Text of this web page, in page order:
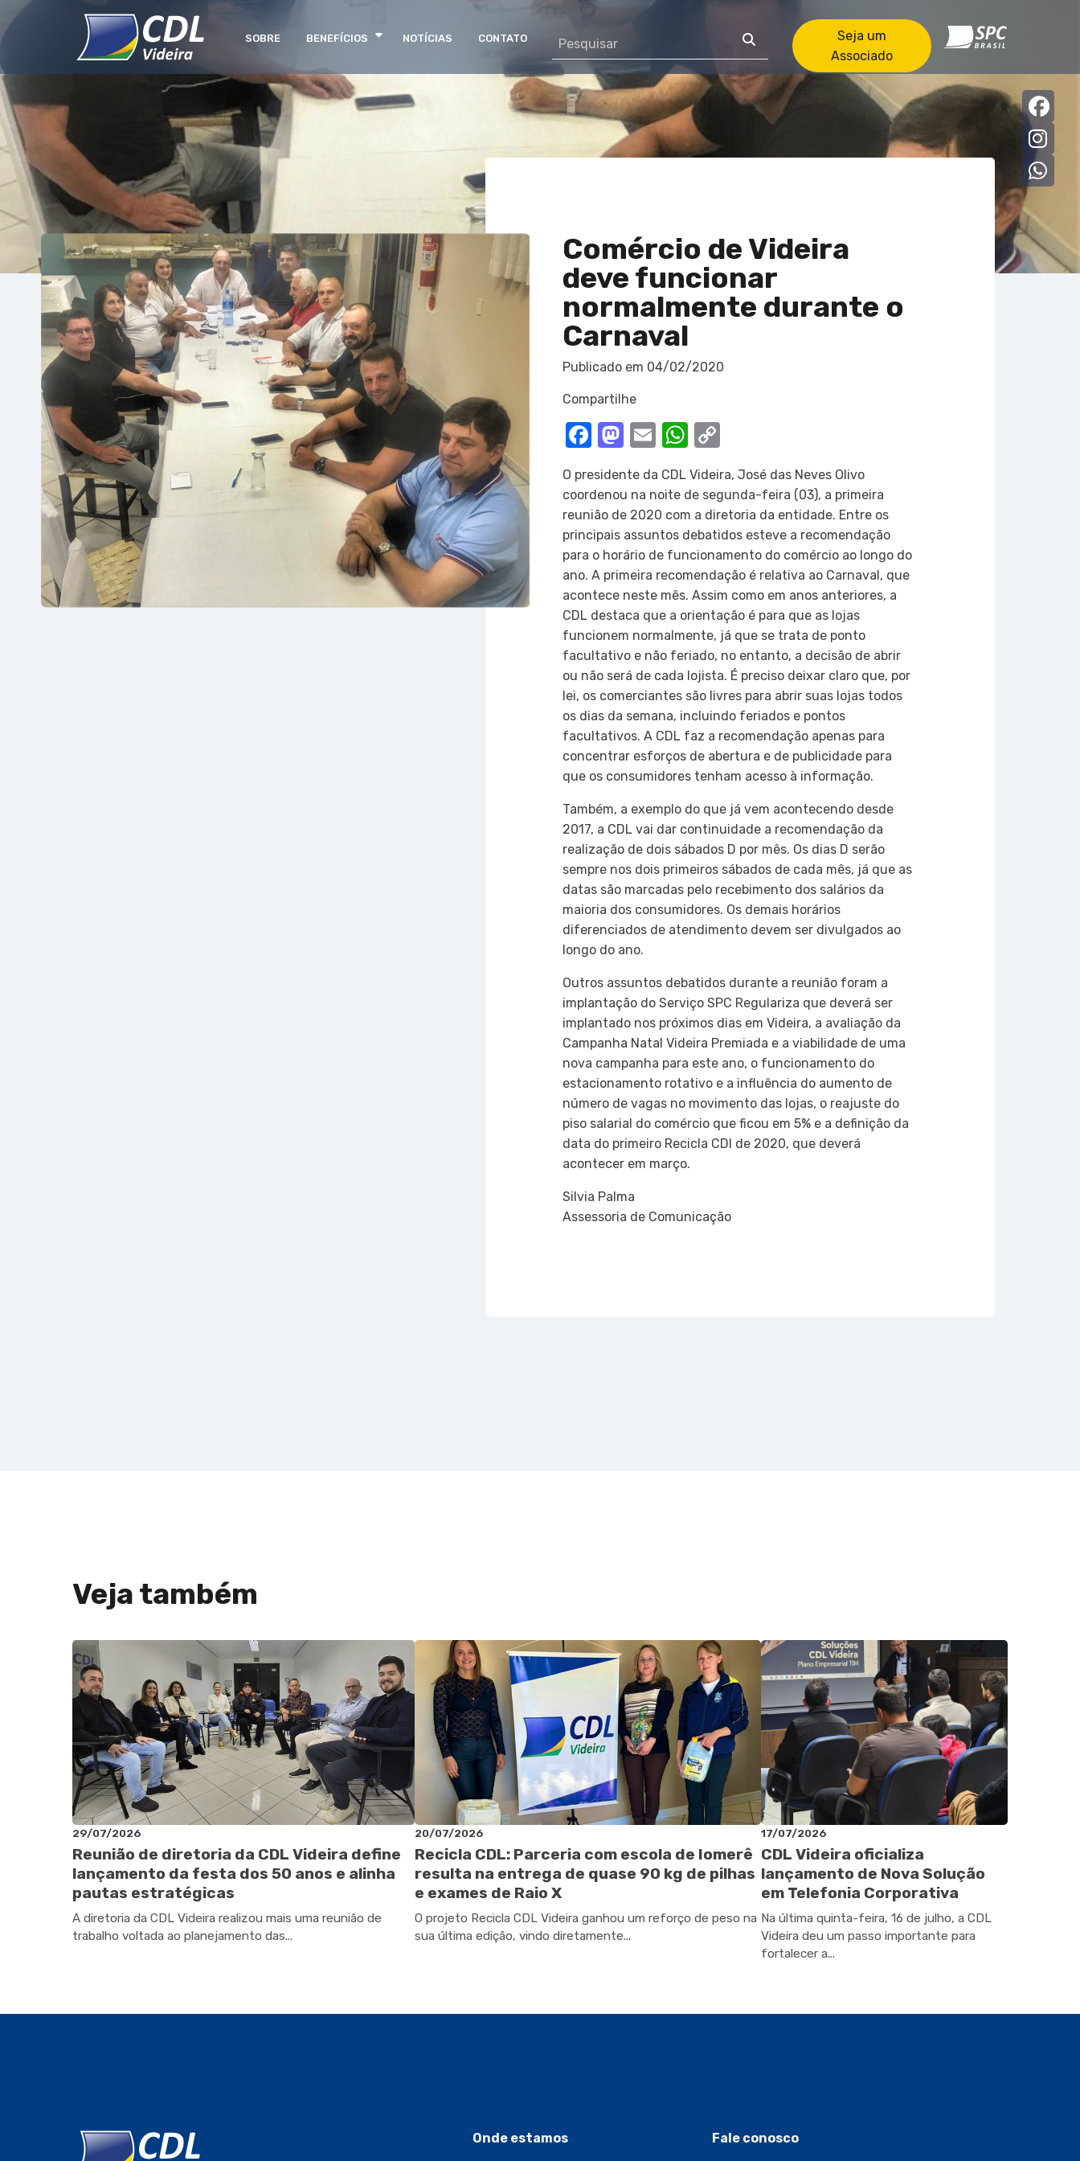
SOBRE BENEFÍCIOS NOTÍCIAS CONTATO
Seja um
Associado
Comércio de Videira
deve funcionar
normalmente durante o
Carnaval
Publicado em 04/02/2020
Compartilhe
Facebook
Mastodon
EmailWhatsApp
Copy
O presidente da CDL Videira, José das Neves Olivo
coordenou na noite de segunda-feira (03), a primeira
reunião de 2020 com a diretoria da entidade. Entre os
principais assuntos debatidos esteve a recomendação
para o horário de funcionamento do comércio ao longo do
ano. A primeira recomendação é relativa ao Carnaval, que
acontece neste mês. Assim como em anos anteriores, a
CDL destaca que a orientação é para que as lojas
funcionem normalmente, já que se trata de ponto
facultativo e não feriado, no entanto, a decisão de abrir
ou não será de cada lojista. É preciso deixar claro que, por
lei, os comerciantes são livres para abrir suas lojas todos
os dias da semana, incluindo feriados e pontos
facultativos. A CDL faz a recomendação apenas para
concentrar esforços de abertura e de publicidade para
que os consumidores tenham acesso à informação.
Também, a exemplo do que já vem acontecendo desde
2017, a CDL vai dar continuidade a recomendação da
realização de dois sábados D por mês. Os dias D serão
sempre nos dois primeiros sábados de cada mês, já que as
datas são marcadas pelo recebimento dos salários da
maioria dos consumidores. Os demais horários
diferenciados de atendimento devem ser divulgados ao
longo do ano.
Outros assuntos debatidos durante a reunião foram a
implantação do Serviço SPC Regulariza que deverá ser
implantado nos próximos dias em Videira, a avaliação da
Campanha Natal Videira Premiada e a viabilidade de uma
nova campanha para este ano, o funcionamento do
estacionamento rotativo e a influência do aumento de
número de vagas no movimento das lojas, o reajuste do
piso salarial do comércio que ficou em 5% e a definição da
data do primeiro Recicla CDl de 2020, que deverá
acontecer em março.
Silvia Palma
Assessoria de Comunicação
Veja também
29/07/2026
Reunião de diretoria da CDL Videira define
lançamento da festa dos 50 anos e alinha
pautas estratégicas
A diretoria da CDL Videira realizou mais uma reunião de
trabalho voltada ao planejamento das...
20/07/2026
Recicla CDL: Parceria com escola de Iomerê
resulta na entrega de quase 90 kg de pilhas
e exames de Raio X
O projeto Recicla CDL Videira ganhou um reforço de peso na
sua última edição, vindo diretamente...
17/07/2026
CDL Videira oficializa
lançamento de Nova Solução
em Telefonia Corporativa
Na última quinta-feira, 16 de julho, a CDL
Videira deu um passo importante para
fortalecer a...
Onde estamos Fale conosco